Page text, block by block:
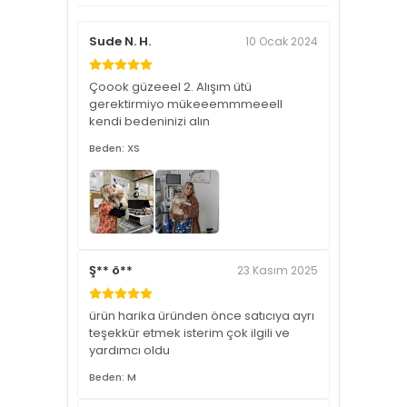
Sude N. H. 10 Ocak 2024
Çoook güzeeel 2. Alışım ütü
gerektirmiyo mükeeemmmeeell
kendi bedeninizi alın
Beden: XS
Ş** ö** 23 Kasım 2025
ürün harika üründen önce satıcıya ayrı
teşekkür etmek isterim çok ilgili ve
yardımcı oldu
Beden: M